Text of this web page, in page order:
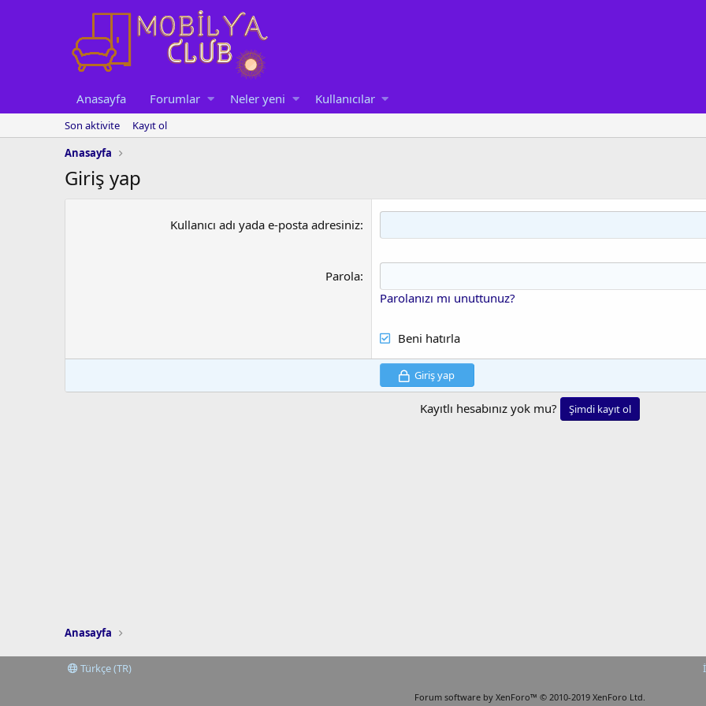
Anasayfa Forumlar Neler yeni Kullanıcılar
Son aktivite
Kayıt ol
Anasayfa
Giriş yap
Kullanıcı adı yada e-posta adresiniz
Parola
Parolanızı mı unuttunuz?
Beni hatırla
Giriş yap
Kayıtlı hesabınız yok mu? Şimdi kayıt ol
Anasayfa
Türkçe (TR)
Forum software by XenForo™ © 2010-2019 XenForo Ltd.